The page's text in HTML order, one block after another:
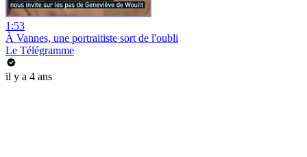
1:53
À Vannes, une portraitiste sort de l'oubli
Le Télégramme
il y a 4 ans